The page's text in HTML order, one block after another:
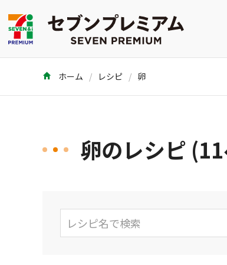
ホーム レシピ 卵
卵のレシピ